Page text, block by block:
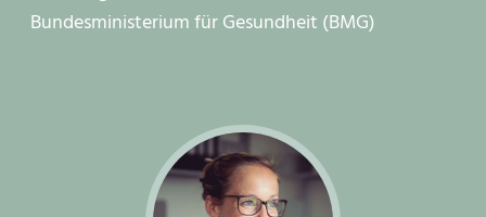
Bundesministerium für Gesundheit (BMG)